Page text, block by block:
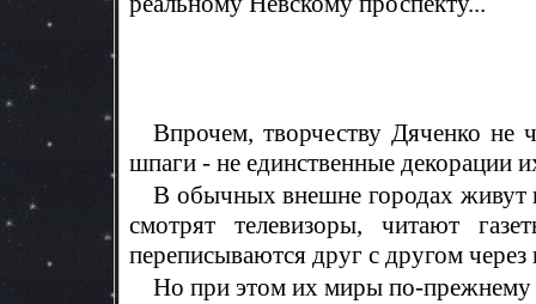
Впрочем, творчеству Дяченко
шпаги - не единственные декорации
В обычных внешне городах
смотрят телевизоры, читают
переписываются друг с другом через
Но при этом их миры по-прежнему